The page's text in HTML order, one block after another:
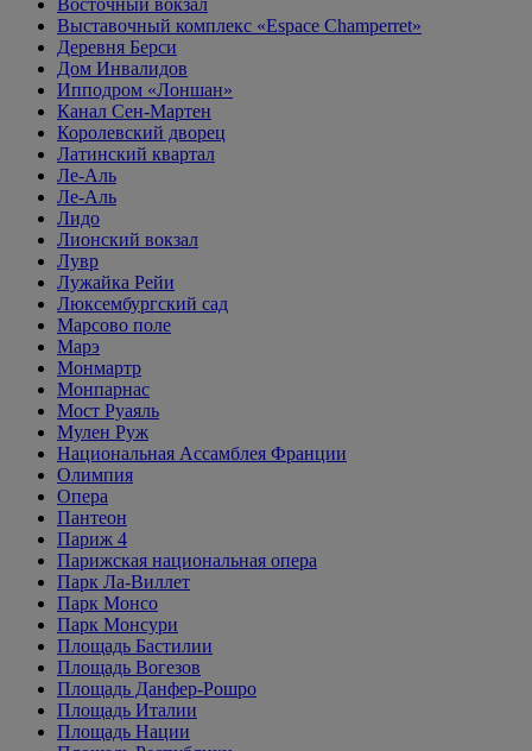
Восточный вокзал
Выставочный комплекс «Espace Champerret»
Деревня Берси
Дом Инвалидов
Ипподром «Лоншан»
Канал Сен-Мартен
Королевский дворец
Латинский квартал
Ле-Аль
Ле-Аль
Лидо
Лионский вокзал
Лувр
Лужайка Рейи
Люксембургский сад
Марсово поле
Марэ
Монмартр
Монпарнас
Мост Руаяль
Мулен Руж
Национальная Ассамблея Франции
Олимпия
Опера
Пантеон
Париж 4
Парижская национальная опера
Парк Ла-Виллет
Парк Монсо
Парк Монсури
Площадь Бастилии
Площадь Вогезов
Площадь Данфер-Рошро
Площадь Италии
Площадь Нации